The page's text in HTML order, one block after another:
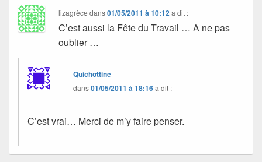
lizagrèce dans01/05/2011 à 10:12 a dit :
C’est aussi la Fête du Travail … A ne pas
oublier …
Quichottine
dans01/05/2011 à 18:16a dit :
C’est vrai… Merci de m’y faire penser.